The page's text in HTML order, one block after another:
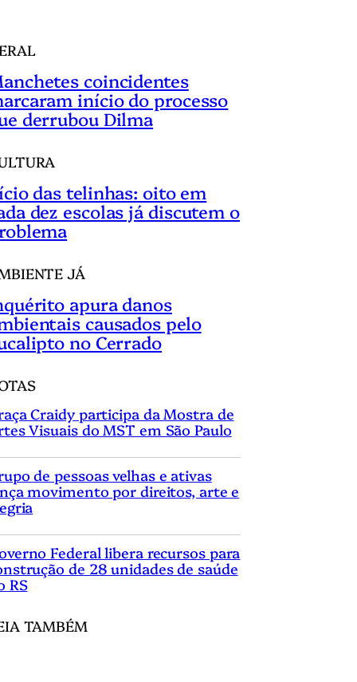
coincidentes
início do processo
derrubou Dilma
das telinhas: oito em
dez escolas já discutem o
JÁ
apura danos
causados pelo
no Cerrado
Craidy participa da Mostra de
Visuais do MST em São Paulo
de pessoas velhas e ativas
movimento por direitos, arte e
Federal libera recursos para
de 28 unidades de saúde
RS
TAMBÉM